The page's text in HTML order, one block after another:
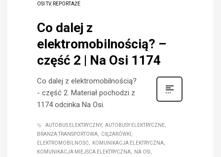
OSI TV, REPORTAŻE
Co dalej z
elektromobilnością? –
część 2 | Na Osi 1174
Co dalej z elektromobilnością?
- część 2. Materiał pochodzi z
1174 odcinka Na Osi.
AUTOBUS ELEKTRYCZNY
AUTOBUSY ELEKTRYCZNE
BRANŻA TRANSPORTOWA
CIĘŻARÓWKI
ELEKTROMOBILNOŚĆ
KOMUNIKACJA ELEKTRYCZNA
KOMUNIKACJA MIEJSCA ELEKTRYCZNA
NA OSI